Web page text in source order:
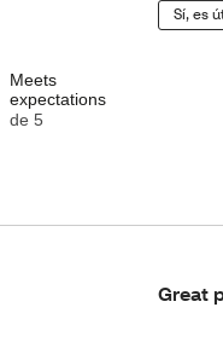
Meets
expectations
de 5
Sí, es
Great